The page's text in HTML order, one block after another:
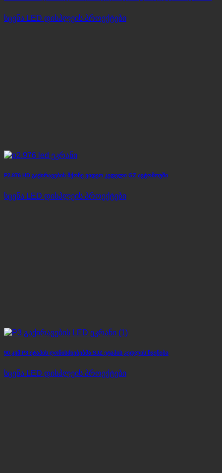
სცენა LED დისპლეის პროექტები
P2.976 HD გაქირავების მქონე ვიდეო კედელი GZ ავტოშოუში
სცენა LED დისპლეის პროექტები
90 კვმ P3 ეტაპის ღონისძიებებმა SJZ ეტაპის კედლის ჩვენება
სცენა LED დისპლეის პროექტები